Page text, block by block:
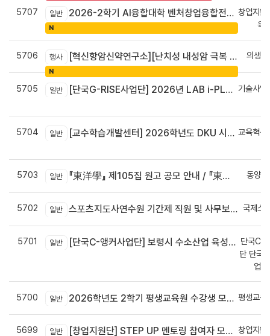
5707 일반 2026-2학기 AI융합대학 벤처창업융합전공 안내
N
창업지원
육
5706 행사 [혁신항암신약연구소][난치성 내성암 극복 차세대 신약개발 글로벌 사업단] 심포지엄 8월 24일 ~ 25일
N
의생
5705 일반 [단국G-RISE사업단] 2026년 LAB i-PLUG 프로그램 과제 공고(~10.9.(금)까지)
기술사업
5704 일반 [교수학습개발센터] 2026학년도 DKU 시그니처 교수법 적용 교과목 개발 신청 안내
교육혁신
5703 일반 『東洋學』 제105집 원고 공모 안내 / 『東洋學』第105輯征稿启事 / Call for Papers : The Oriental Studies, the 105th Issue 동양
5702 일반 스포츠지도사연수원 기간제 직원 및 사무보조원 채용 공고 국제스
5701 일반 [단국C-앵커사업단] 보령시 수소산업 육성을 위한 기업 지원사업 모집공고
단국C-
단 단국
업
5700 일반 2026학년도 2학기 평생교육원 수강생 모집안내 평생교육
5699 일반 [창업지원단] STEP UP 멘토링 참여자 모집(~7월 29일)
창업지원